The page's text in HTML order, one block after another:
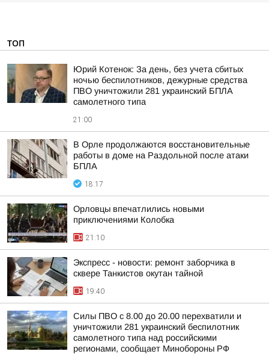
ТОП
Юрий Котенок: За день, без учета сбитых
ночью беспилотников, дежурные средства
ПВО уничтожили 281 украинский БПЛА
самолетного типа
21:00
В Орле продолжаются восстановительные
работы в доме на Раздольной после атаки
БПЛА
18:17
Орловцы впечатлились новыми
приключениями Колобка
21:10
Экспресс - новости: ремонт заборчика в
сквере Танкистов окутан тайной
19:40
Силы ПВО с 8.00 до 20.00 перехватили и
уничтожили 281 украинский беспилотник
самолетного типа над российскими
регионами, сообщает Минобороны РФ